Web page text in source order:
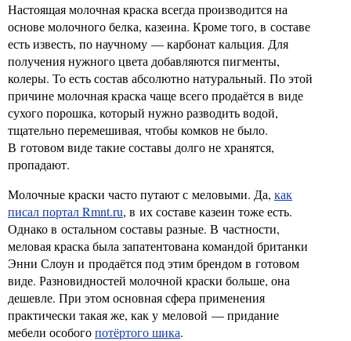
Настоящая молочная краска всегда производится на
основе молочного белка, казеина. Кроме того, в составе
есть известь, по научному — карбонат кальция. Для
получения нужного цвета добавляются пигменты,
колеры. То есть состав абсолютно натуральный. По этой
причине молочная краска чаще всего продаётся в виде
сухого порошка, который нужно разводить водой,
тщательно перемешивая, чтобы комков не было.
В готовом виде такие составы долго не хранятся,
пропадают.
Молочные краски часто путают с меловыми. Да, как
писал портал Rmnt.ru, в их составе казеин тоже есть.
Однако в остальном составы разные. В частности,
меловая краска была запатентована командой британки
Энни Слоун и продаётся под этим брендом в готовом
виде. Разновидностей молочной краски больше, она
дешевле. При этом основная сфера применения
практически такая же, как у меловой — придание
мебели особогопотёртого шика.